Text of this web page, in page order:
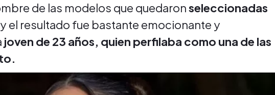
de las modelos que quedaronseleccionadas
y el resultado fue bastante emocionante y
joven de 23 años, quien perfilaba como una de las